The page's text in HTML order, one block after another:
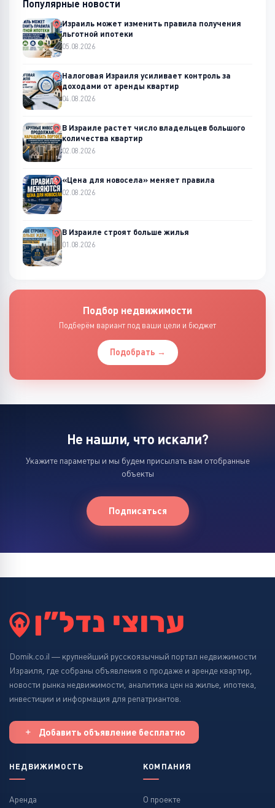
Популярные новости
Израиль может изменить правила получения
льготной ипотеки
05.08.2026
Налоговая Израиля усиливает контроль за
доходами от аренды квартир
04.08.2026
В Израиле растет число владельцев большого
количества квартир
02.08.2026
«Цена для новосела» меняет правила
02.08.2026
В Израиле строят больше жилья
01.08.2026
Подбор недвижимости
Подберём вариант под ваши цели и бюджет
Подобрать →
Не нашли, что искали?
Укажите параметры и мы будем присылать вам отобранные
объекты
Подписаться
Domik.co.il — крупнейший русскоязычный портал недвижимости
Израиля, где собраны объявления о продаже и аренде квартир,
новости рынка недвижимости, аналитика цен на жилье, ипотека,
инвестиции и информация для репатриантов.
Добавить объявление бесплатно
НЕДВИЖИМОСТЬ
Аренда
КОМПАНИЯ
О проекте